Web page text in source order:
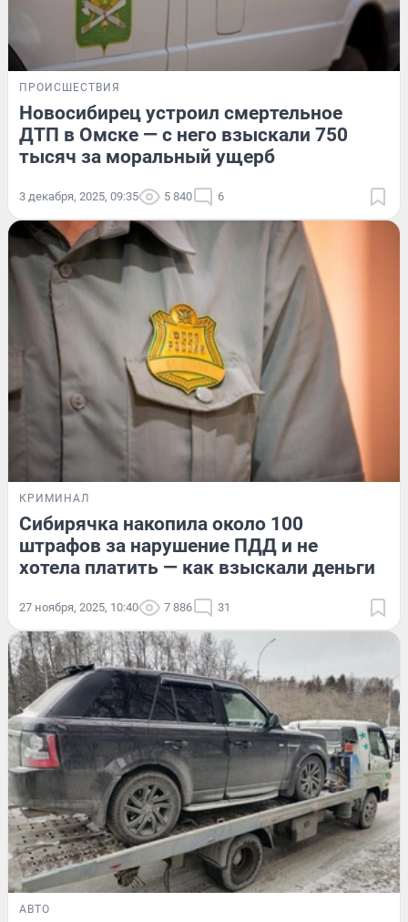
ПРОИСШЕСТВИЯ
Новосибирец устроил смертельное
ДТП в Омске — с него взыскали 750
тысяч за моральный ущерб
3 декабря, 2025, 09:35 5 840 6
КРИМИНАЛ
Сибирячка накопила около 100
штрафов за нарушение ПДД и не
хотела платить — как взыскали деньги
27 ноября, 2025, 10:40 7 886 31
АВТО